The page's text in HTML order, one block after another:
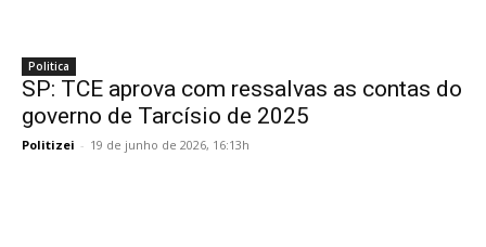
Politica
SP: TCE aprova com ressalvas as contas do
governo de Tarcísio de 2025
Politizei - 19 de junho de 2026, 16:13h